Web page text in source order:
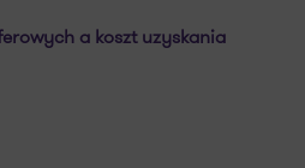
a koszt uzyskania